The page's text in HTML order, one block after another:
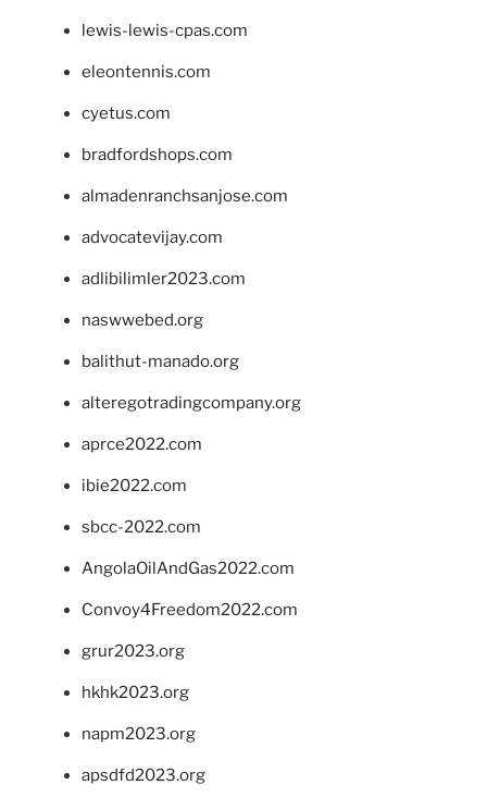
lewis-lewis-cpas.com
eleontennis.com
cyetus.com
bradfordshops.com
almadenranchsanjose.com
advocatevijay.com
adlibilimler2023.com
naswwebed.org
balithut-manado.org
alteregotradingcompany.org
aprce2022.com
ibie2022.com
sbcc-2022.com
AngolaOilAndGas2022.com
Convoy4Freedom2022.com
grur2023.org
hkhk2023.org
napm2023.org
apsdfd2023.org